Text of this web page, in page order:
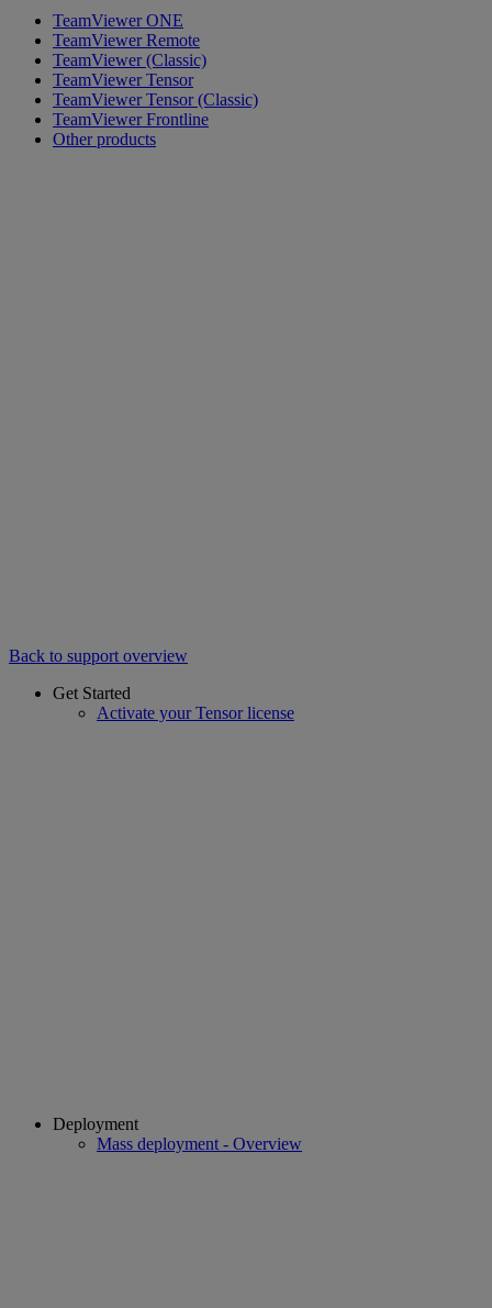
TeamViewer ONE
TeamViewer Remote
TeamViewer (Classic)
TeamViewer Tensor
TeamViewer Tensor (Classic)
TeamViewer Frontline
Other products
Back to support overview
Get Started
Activate your Tensor license
Deployment
Mass deployment - Overview